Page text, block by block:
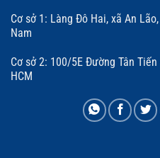
Cơ sở 1: Làng Đô Hai, xã An
Nam
Cơ sở 2: 100/5E Đường Tân
HCM